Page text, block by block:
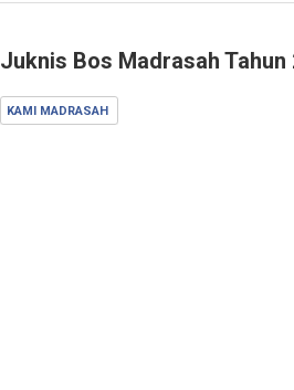
Juknis Bos Madrasah Tahun
KAMI MADRASAH